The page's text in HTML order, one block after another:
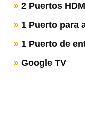
» 2 Puertos
» 1 Puerto para
» 1 Puerto de
» Google TV